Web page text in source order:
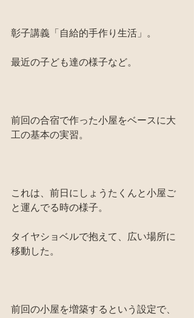
彰子講義「自給的手作り生活」。
最近の子ども達の様子など。
前回の合宿で作った小屋をベースに大
工の基本の実習。
これは、前日にしょうたくんと小屋ご
と運んでる時の様子。
タイヤショベルで抱えて、広い場所に
移動した。
前回の小屋を増築するという設定で、